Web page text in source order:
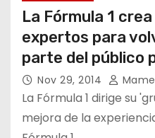
La Fórmula 1
expertos para
parte del público
Nov 29, 2014
La Fórmula 1 dirige su
mejora de la